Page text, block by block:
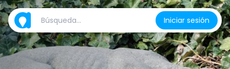
Iniciar sesión